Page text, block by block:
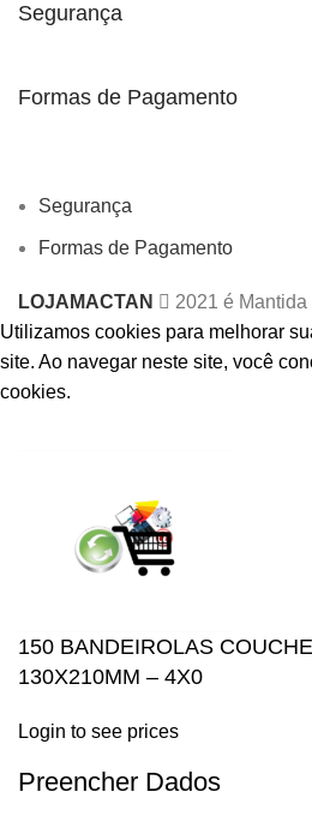
Segurança
Formas de Pagamento
Segurança
Formas de Pagamento
LOJAMACTAN 2021 é Mantida
Utilizamos cookies para melhorar
site. Ao navegar neste site, você
cookies.
150 BANDEIROLAS
130X210MM – 4X0
Login to see prices
Preencher Dados